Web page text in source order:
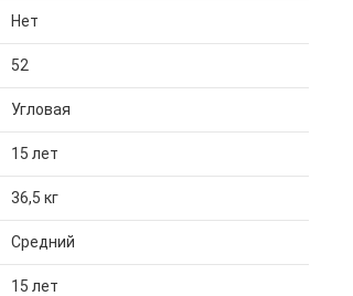
Нет
52
Угловая
15 лет
36,5 кг
Средний
15 лет